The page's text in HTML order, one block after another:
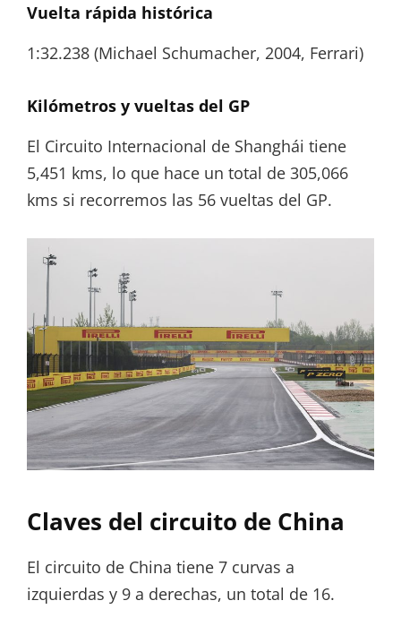
Vuelta rápida histórica
1:32.238 (Michael Schumacher, 2004, Ferrari)
Kilómetros y vueltas del GP
El Circuito Internacional de Shanghái tiene
5,451 kms, lo que hace un total de 305,066
kms si recorremos las 56 vueltas del GP.
Claves del circuito de China
El circuito de China tiene 7 curvas a
izquierdas y 9 a derechas, un total de 16.